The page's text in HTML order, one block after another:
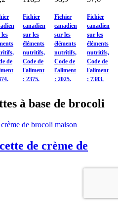
de
Fichier
canadien
sur les
éléments
nutritifs,
Code de
l'aliment
: 2375.
Fichier
canadien
sur les
éléments
nutritifs,
Code de
l'aliment
: 2025.
Fichier
canadien
sur les
éléments
nutritifs,
Code de
l'aliment
: 7383.
à base de brocoli
de crème de